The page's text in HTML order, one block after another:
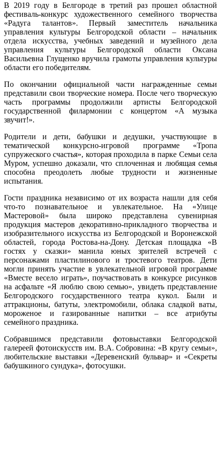
В 2019 году в Белгороде в третий раз прошел областной
фестиваль-конкурс художественного семейного творчества
«Радуга талантов». Первый заместитель начальника
управления культуры Белгородской области – начальник
отдела искусства, учебных заведений и музейного дела
управления культуры Белгородской области Оксана
Васильевна Глущенко вручила грамоты управления культуры
области его победителям.
По окончании официальной части награжденные семьи
представили свои творческие номера. После чего творческую
часть программы продолжили артисты Белгородской
государственной филармонии с концертом «А музыка
звучит!».
Родители и дети, бабушки и дедушки, участвующие в
тематической конкурсно-игровой программе «Тропа
супружеского счастья», которая проходила в парке Семьи села
Муром, успешно доказали, что сплоченная и любящая семья
способна преодолеть любые трудности и жизненные
испытания.
Гости праздника независимо от их возраста нашли для себя
что-то познавательное и увлекательное. На «Улице
Мастеровой» была широко представлена сувенирная
продукция мастеров декоративно-прикладного творчества и
изобразительного искусства из Белгородской и Воронежской
областей, города Ростова-на-Дону. Детская площадка «В
гостях у сказки» манила юных зрителей встречей с
персонажами пластилинового и тростевого театров. Дети
могли принять участие в увлекательной игровой программе
«Вместе весело играть», поучаствовать в конкурсе рисунков
на асфальте «Я люблю свою семью», увидеть представление
Белгородского государственного театра кукол. Были и
аттракционы, батуты, электромобили, облака сладкой ваты,
мороженое и газированные напитки – все атрибуты
семейного праздника.
Собравшимся представили фотовыставки Белгородской
галереей фотоискусств им. В.А. Собровина: «В кругу семьи»,
любительские выставки «Деревенский бульвар» и «Секреты
бабушкиного сундука», фотосушки.